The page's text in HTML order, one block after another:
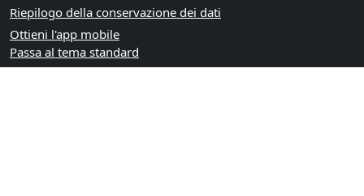
Riepilogo della conservazione dei dati
Ottieni l'app mobile
Passa al tema standard